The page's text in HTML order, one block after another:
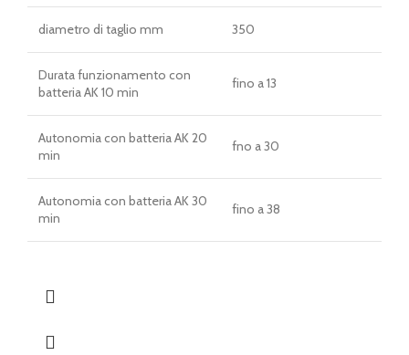
diametro di taglio mm 350
Durata funzionamento con
batteria AK 10 min
fino a 13
Autonomia con batteria AK 20
min
fno a 30
Autonomia con batteria AK 30
min
fino a 38